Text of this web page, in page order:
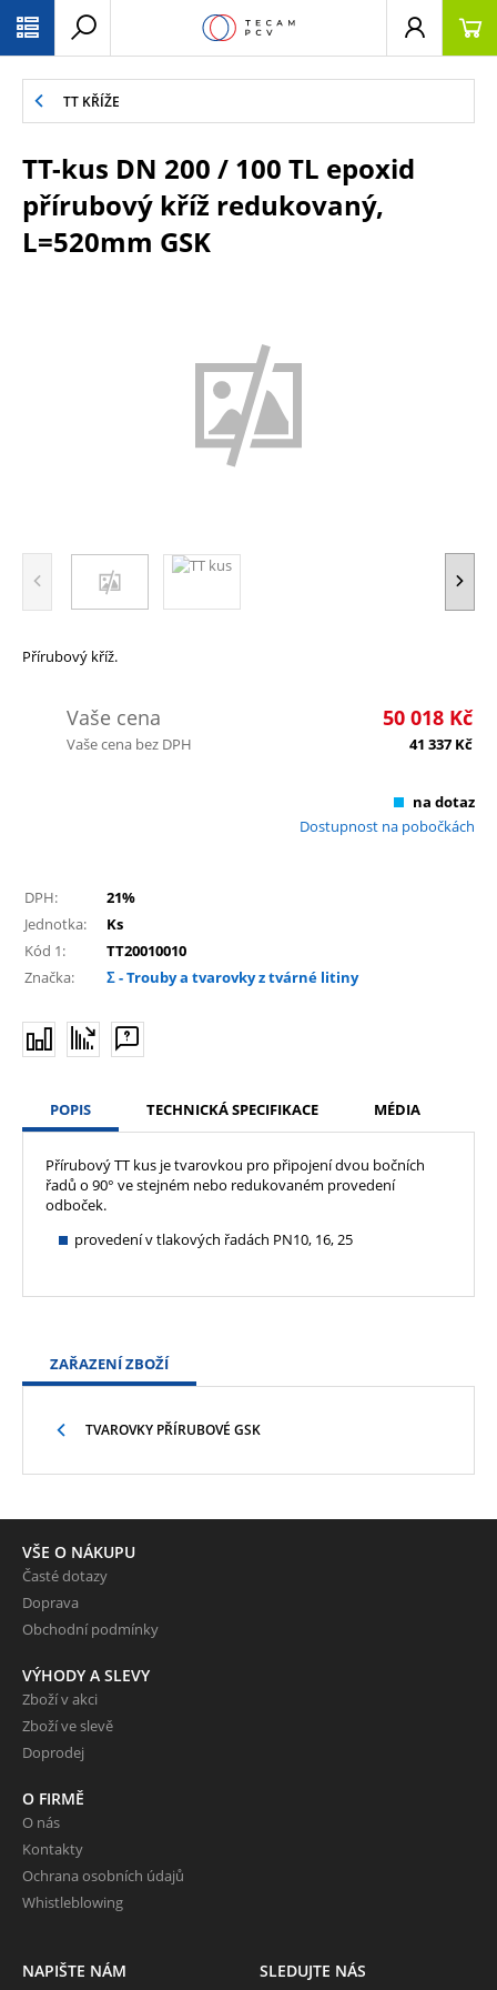
TT KŘÍŽE
TT-kus DN 200 / 100 TL epoxid
přírubový kříž redukovaný,
L=520mm GSK
Přírubový kříž.
Vaše cena 50 018 Kč
Vaše cena bez DPH 41 337 Kč
na dotaz
Dostupnost na pobočkách
DPH:
21%
Jednotka:
Ks
Kód 1:
TT20010010
Značka:
Σ - Trouby a tvarovky z tvárné litiny
POPIS TECHNICKÁ SPECIFIKACE MÉDIA
Přírubový TT kus je tvarovkou pro připojení dvou bočních
řadů o 90° ve stejném nebo redukovaném provedení
odboček.
provedení v tlakových řadách PN10, 16, 25
ZAŘAZENÍ ZBOŽÍ
TVAROVKY PŘÍRUBOVÉ GSK
VŠE O NÁKUPU
Časté dotazy
Doprava
Obchodní podmínky
VÝHODY A SLEVY
Zboží v akci
Zboží ve slevě
Doprodej
O FIRMĚ
O nás
Kontakty
Ochrana osobních údajů
Whistleblowing
NAPIŠTE NÁM SLEDUJTE NÁS